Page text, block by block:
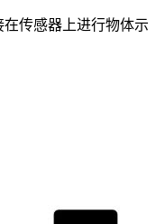
传感器上进行物体示